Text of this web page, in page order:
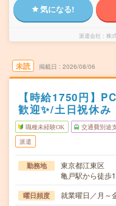
気になる!
派遣会社 株
未読 掲載日 2026/08/06
【時給1750円】
歓迎✨/土日祝休み
職種未経験OK 交通費別途
派遣
勤務地
東京都江東区
亀戸駅から徒歩
曜日頻度 就業曜日／月～